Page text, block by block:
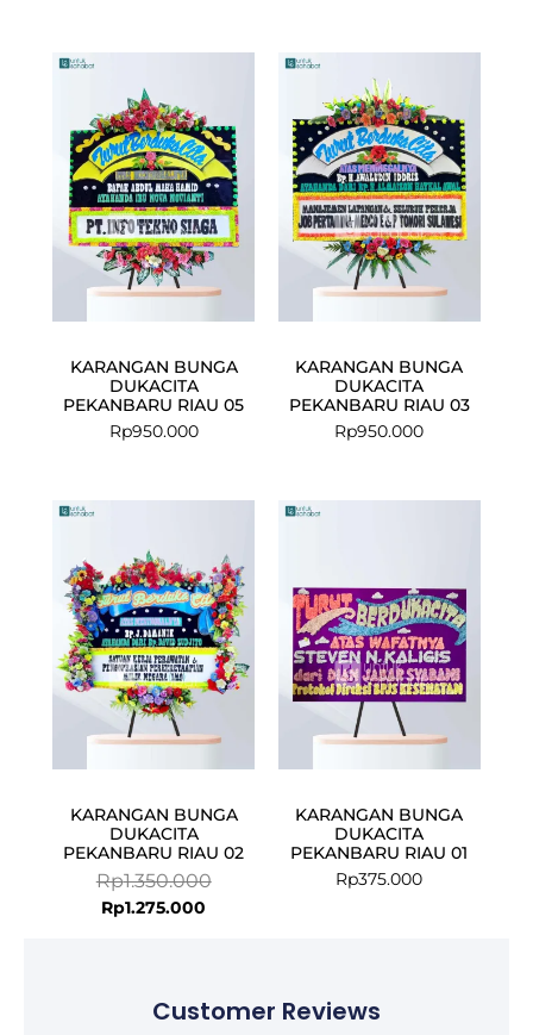
KARANGAN BUNGA
DUKACITA
PEKANBARU RIAU 05
Rp950.000
KARANGAN BUNGA
DUKACITA
PEKANBARU RIAU 03
Rp950.000
KARANGAN BUNGA
DUKACITA
PEKANBARU RIAU 02
Rp1.350.000
was:
Rp1.350.000.
Rp1.275.000
is:
Rp1.275.000.
KARANGAN BUNGA
DUKACITA
PEKANBARU RIAU 01
Rp375.000
Customer Reviews